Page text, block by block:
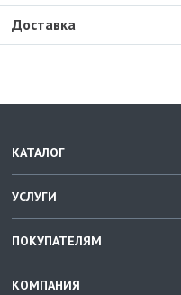
Доставка
КАТАЛОГ
УСЛУГИ
ПОКУПАТЕЛЯМ
КОМПАНИЯ